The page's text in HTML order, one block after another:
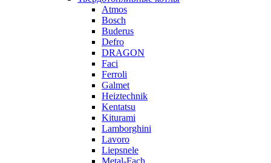
Atmos
Bosch
Buderus
Defro
DRAGON
Faci
Ferroli
Galmet
Heiztechnik
Kentatsu
Kiturami
Lamborghini
Lavoro
Liepsnele
Metal-Fach